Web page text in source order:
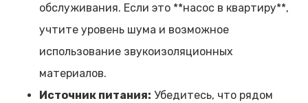
обслуживания. Если это **насос в квартиру**,
учтите уровень шума и возможное
использование звукоизоляционных
материалов.
Источник питания: Убедитесь, что рядом